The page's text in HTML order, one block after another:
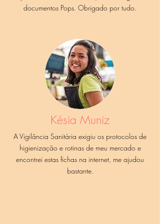
documentos Pops. Obrigado por tudo.
Késia Muniz
A Vigilância Sanitária exigiu os protocolos de
higienização e rotinas de meu mercado e
encontrei estas fichas na internet, me ajudou
bastante.